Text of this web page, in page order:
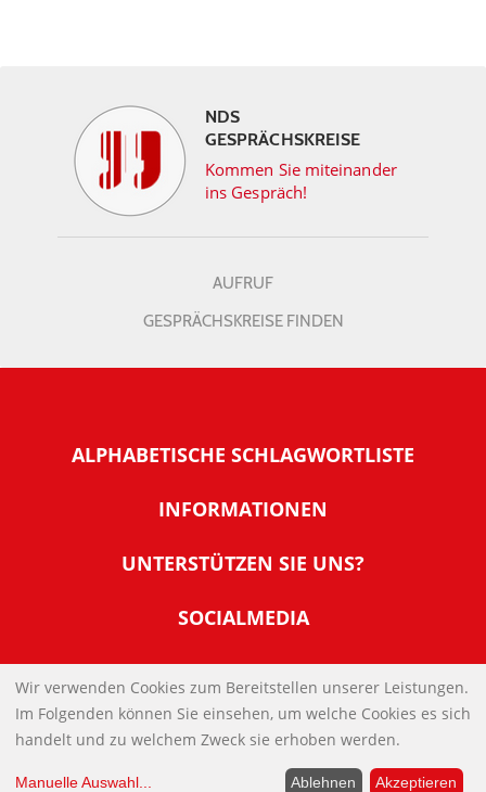
NDS
GESPRÄCHSKREISE
Kommen Sie miteinander
ins Gespräch!
AUFRUF
GESPRÄCHSKREISE FINDEN
ALPHABETISCHE SCHLAGWORTLISTE
INFORMATIONEN
Warum NachDenkSeiten
Tipps zur Nutzung der NachDenkSeiten
Banner und E-Mail-Signaturen
Links
Kontakt
Impressum
UNTERSTÜTZEN SIE UNS?
Werden Sie Fördermitglied
Spenden Sie Online
SOCIALMEDIA
IMPRESSUM
DATENSCHUTZERKLÄRUNG
Wir verwenden Cookies zum Bereitstellen unserer Leistungen.
Im Folgenden können Sie einsehen, um welche Cookies es sich
handelt und zu welchem Zweck sie erhoben werden.
Manuelle Auswahl... Ablehnen Akzeptieren